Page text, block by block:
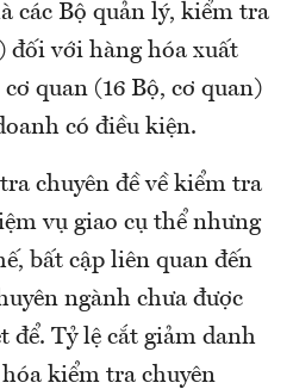
các Bộ quản lý, kiểm tra
đối với hàng hóa xuất
quan (16 Bộ, cơ quan)
có điều kiện.
chuyên đề về kiểm tra
vụ giao cụ thể nhưng
bất cập liên quan đến
ngành chưa được
để. Tỷ lệ cắt giảm danh
kiểm tra chuyên